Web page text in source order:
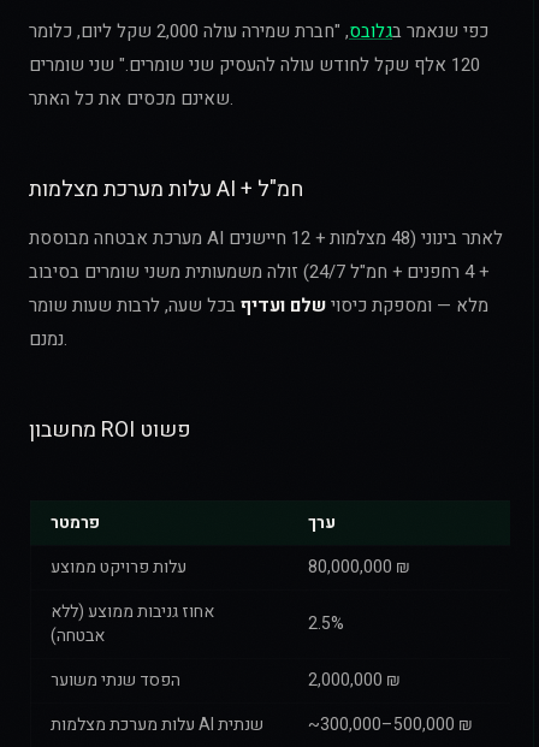
כפי שנאמר בגלובס
, "חברת שמירה עולה 2,000 שקל ליום, כלומר
120 אלף שקל לחודש עולה להעסיק שני שומרים." שני שומרים
שאינם מכסים את כל האתר.
עלות מערכת מצלמות AI + חמ"ל
מערכת אבטחה מבוססת AI לאתר בינוני (48 מצלמות + 12 חיישנים
+ 4 רחפנים + חמ"ל 24/7) זולה משמעותית משני שומרים בסיבוב
מלא — ומספקת כיסוישלם ועדיף בכל שעה, לרבות שעות שומר
נמנם.
מחשבון ROI פשוט
פרמטר
ערך
עלות פרויקט ממוצע
80,000,000 ₪
אחוז גניבות ממוצע (ללא
אבטחה)
2.5%
הפסד שנתי משוער
2,000,000 ₪
עלות מערכת מצלמות AI שנתית
~300,000–500,000 ₪